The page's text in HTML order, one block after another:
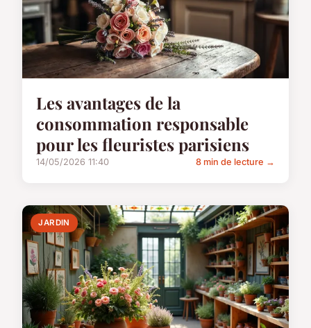
Les avantages de la
consommation responsable
pour les fleuristes parisiens
14/05/2026 11:40 8 min de lecture →
JARDIN